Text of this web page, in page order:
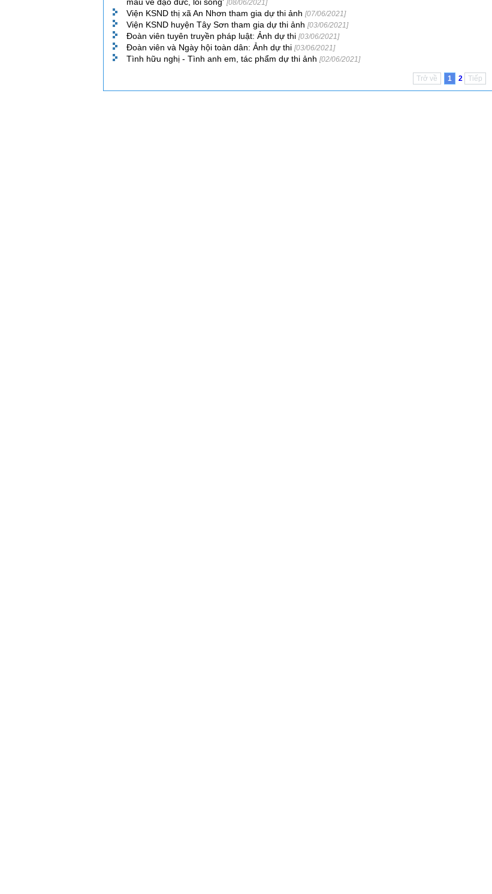
[08/06/2021]
Viện KSND thị xã An Nhơn tham gia dự thi ảnh [07/06/2021]
Viện KSND huyện Tây Sơn tham gia dự thi ảnh [03/06/2021]
Đoàn viên tuyên truyền pháp luật: Ảnh dự thi [03/06/2021]
Đoàn viên và Ngày hội toàn dân: Ảnh dự thi [03/06/2021]
Tình hữu nghị - Tình anh em, tác phẩm dự thi ảnh [02/06/2021]
Trở về 1 2 Tiếp